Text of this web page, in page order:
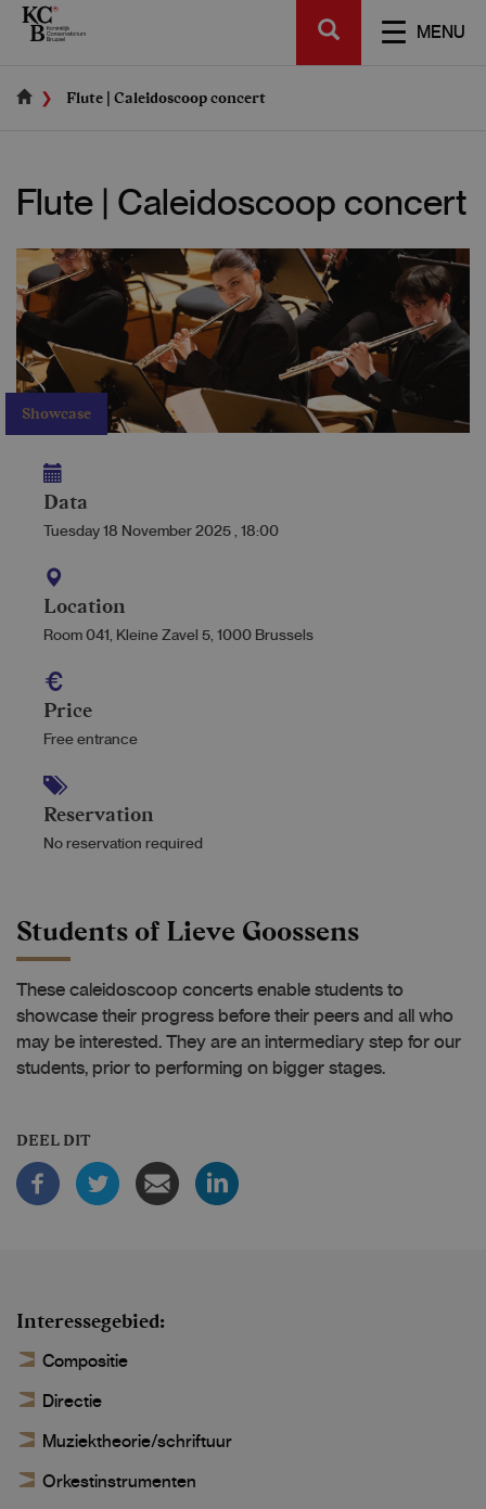
Skip
MENU
SEARCH
Flute | Caleidoscoop concert
Flute | Caleidoscoop concert
Showcase
Data
Tuesday 18 November 2025 , 18:00
Location
Room 041, Kleine Zavel 5, 1000 Brussels
Price
Free entrance
Reservation
No reservation required
Students of Lieve Goossens
These caleidoscoop concerts enable students to
showcase their progress before their peers and all who
may be interested. They are an intermediary step for our
students, prior to performing on bigger stages.
DEEL DIT
Interessegebied
Compositie
Directie
Muziektheorie/schriftuur
Orkestinstrumenten